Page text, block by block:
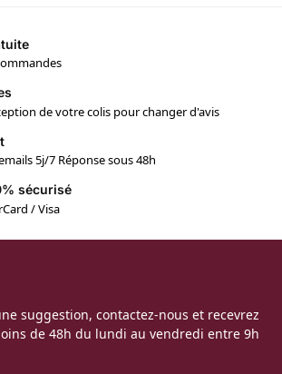
de votre colis pour changer d'avis
5j/7 Réponse sous 48h
sécurisé
/ Visa
suggestion, contactez-nous et recevrez
de 48h du lundi au vendredi entre 9h